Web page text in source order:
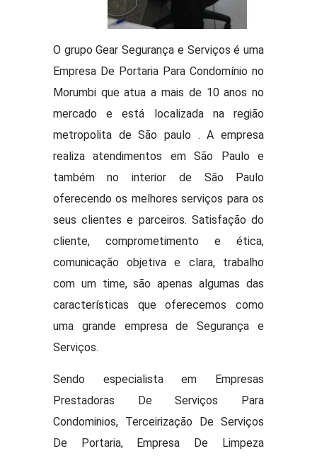
O grupo Gear Segurança e Serviços é uma
Empresa De Portaria Para Condomínio no
Morumbi que atua a mais de 10 anos no
mercado e está localizada na região
metropolita de São paulo . A empresa
realiza atendimentos em São Paulo e
também no interior de São Paulo
oferecendo os melhores serviços para os
seus clientes e parceiros. Satisfação do
cliente, comprometimento e ética,
comunicação objetiva e clara, trabalho
com um time, são apenas algumas das
características que oferecemos como
uma grande empresa de Segurança e
Serviços.
Sendo especialista em Empresas
Prestadoras De Serviços Para
Condominios, Terceirização De Serviços
De Portaria, Empresa De Limpeza